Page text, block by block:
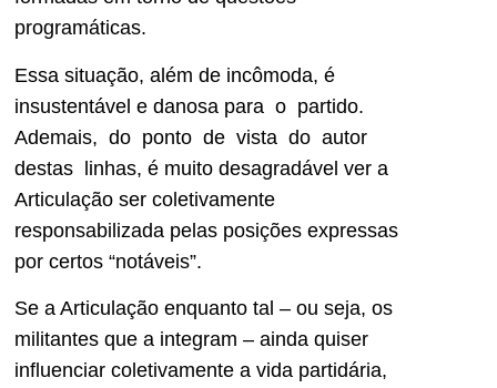
programáticas.
Essa situação, além de incômoda, é
insustentável e danosa para o partido.
Ademais, do ponto de vista do autor
destas linhas, é muito desagradável ver a
Articulação ser coletivamente
responsabilizada pelas posições expressas
por certos “notáveis”.
Se a Articulação enquanto tal – ou seja, os
militantes que a integram – ainda quiser
influenciar coletivamente a vida partidária,